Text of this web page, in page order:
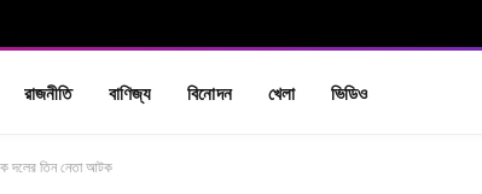
রাজনীতি বাণিজ্য বিনোদন খেলা ভিডিও
দলের তিন নেতা আটক